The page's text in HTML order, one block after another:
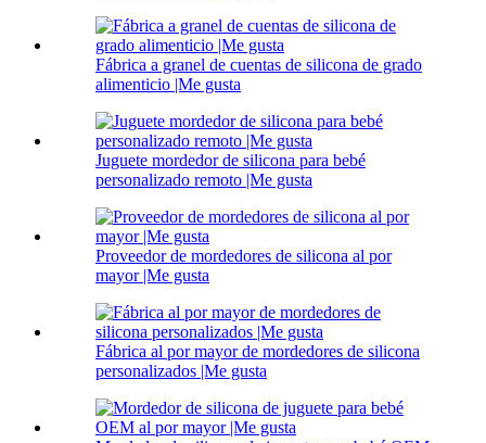
Fábrica a granel de cuentas de silicona de grado
alimenticio |Me gusta
Juguete mordedor de silicona para bebé
personalizado remoto |Me gusta
Proveedor de mordedores de silicona al por
mayor |Me gusta
Fábrica al por mayor de mordedores de silicona
personalizados |Me gusta